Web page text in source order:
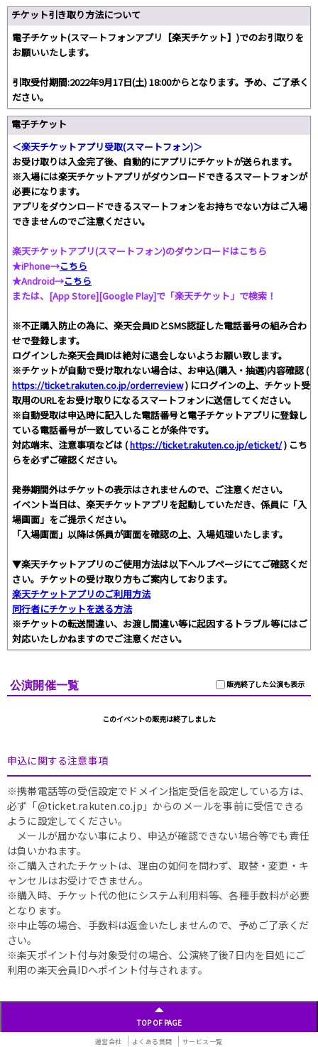
チケット引き取り方法について
電子チケット(スマートフォンアプリ【楽天チケット】)でのお引取りを
お願いいたします。
引取受付期間:2022年9月17日(土) 18:00からとなります。予め、ご了承く
ださい。
電子チケット
＜楽天チケットアプリ受取(スマートフォン)＞
お受け取りは入金完了後、自動的にアプリにチケットが送られます。
※入場には楽天チケットアプリがダウンロードできるスマートフォンが
必要になります。
アプリをダウンロードできるスマートフォンをお持ちでない方はご入場
できませんのでご注意ください。
楽天チケットアプリ(スマートフォン)のダウンロードはこちら
★iPhone→こちら
★Android→こちら
または、[App Store][Google Play]で「楽天チケット」で検索！
※不正購入防止の為に、楽天会員IDとSMS認証した電話番号の組み合わ
せで登録します。
ログインした楽天会員IDは絶対に退会しないようお願い致します。
※チケットが自動で受け取れない場合は、お申込(購入・抽選)内容確認 (
https://ticket.rakuten.co.jp/orderreview) にログインの上、チケット受
取用のURLをお受け取りになるスマートフォンに送信してください。
※自動受取は申込時に記入した電話番号と電子チケットアプリに登録し
ている電話番号が一致していることが条件です。
対応端末、注意事項などは (https://ticket.rakuten.co.jp/eticket/) こち
らを必ずご確認ください。
発券期間外はチケットの表示はされませんので、ご注意ください。
イベント当日は、楽天チケットアプリを起動していただき、係員に「入
場画面」をご提示ください。
「入場画面」以降は係員が画面を確認の上、入場処理いたします。
▼楽天チケットアプリのご使用方法は以下ヘルプページにてご確認くだ
さい。チケットの受け取り方もご案内しております。
楽天チケットアプリのご利用方法
同行者にチケットを送る方法
※チケットの転送間違い、お渡し間違い等に起因するトラブル等にはご
対応いたしかねますのでご注意ください。
販売終了した公演も表示
公演開催一覧
このイベントの販売は終了しました
申込に関する注意事項
※携帯電話等の受信設定でドメイン指定受信を設定している方は、
必ず「@ticket.rakuten.co.jp」からのメールを事前に受信できる
ように設定してください。
メールが届かない事により、申込が確認できない場合等でも責任
は負いかねます。
※ご購入されたチケットは、理由の如何を問わず、取替・変更・キ
ャンセルはお受けできません。
※購入時、チケット代の他にシステム利用料等、各種手数料が必要
となります。
※中止等の場合、手数料は返金いたしませんので、予めご了承くだ
さい。
※楽天ポイント付与対象受付の場合、公演終了後7日内を目処にご
利用の楽天会員IDへポイント付与されます。
TOP OF PAGE
運営会社 よくある質問 サービス一覧